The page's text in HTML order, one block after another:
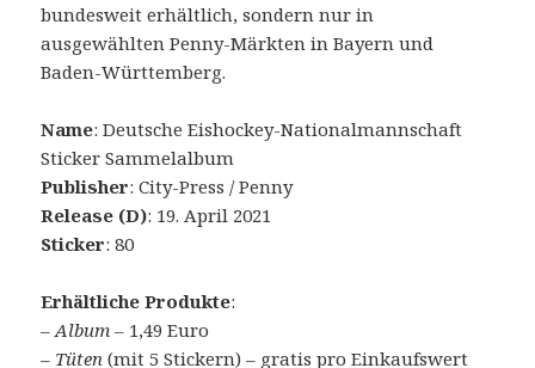
bundesweit erhältlich, sondern nur in
ausgewählten Penny-Märkten in Bayern und
Baden-Württemberg.
Name: Deutsche Eishockey-Nationalmannschaft
Sticker Sammelalbum
Publisher: City-Press / Penny
Release (D): 19. April 2021
Sticker: 80
Erhältliche Produkte:
–Album – 1,49 Euro
– Tüten (mit 5 Stickern) – gratis pro Einkaufswert